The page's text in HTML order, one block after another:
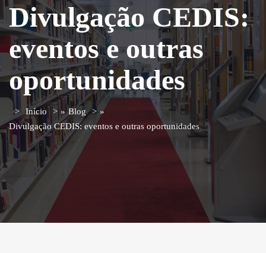
Divulgação CEDIS:
eventos e outras
oportunidades
Início » Blog
»
Divulgação CEDIS: eventos e outras oportunidades